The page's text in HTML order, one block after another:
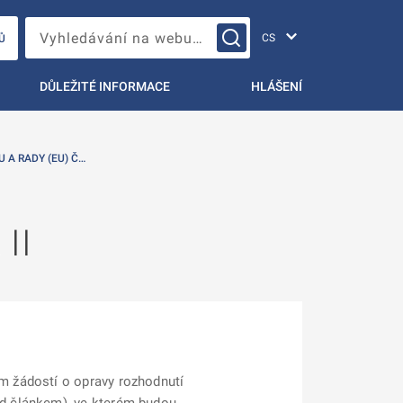
Vyhledávání na webu…
DŮLEŽITÉ INFORMACE HLÁŠENÍ
A RADY (EU) Č…
žádostí o opravy rozhodnutí